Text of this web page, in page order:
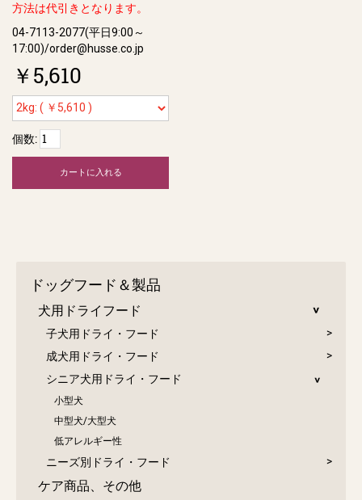
方法は代引きとなります。
04-7113-2077(平日9:00～
17:00)/order@husse.co.jp
￥5,610
個数:
カートに入れる
ドッグフード＆製品
犬用ドライフード
子犬用ドライ・フード
成犬用ドライ・フード
シニア犬用ドライ・フード
小型犬
中型犬/大型犬
低アレルギー性
ニーズ別ドライ・フード
ケア商品、その他